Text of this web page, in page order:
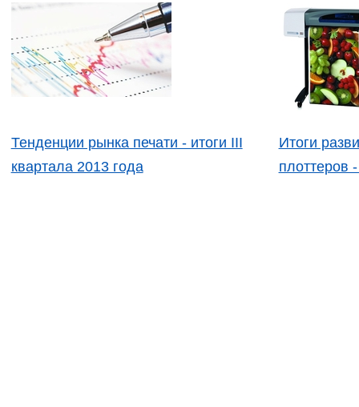
Тенденции рынка печати - итоги III
квартала 2013 года
Итоги
плоттеров